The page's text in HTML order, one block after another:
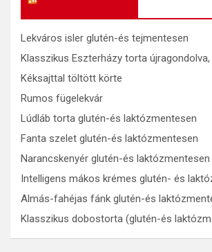
Lekváros isler glutén-és tejmentesen
Klasszikus Eszterházy torta
Kéksajttal töltött körte
Rumos fügelekvár
Lúdláb torta glutén-és laktózmentesen
Fanta szelet glutén-és laktózmentesen
Narancskenyér glutén-és laktózmentesen
Intelligens mákos krémes glutén- és
Almás-fahéjas fánk glutén-és
Klasszikus dobostorta (glutén-és